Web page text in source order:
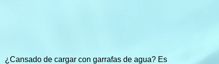
¿Cansado de cargar con garrafas de agua? Es